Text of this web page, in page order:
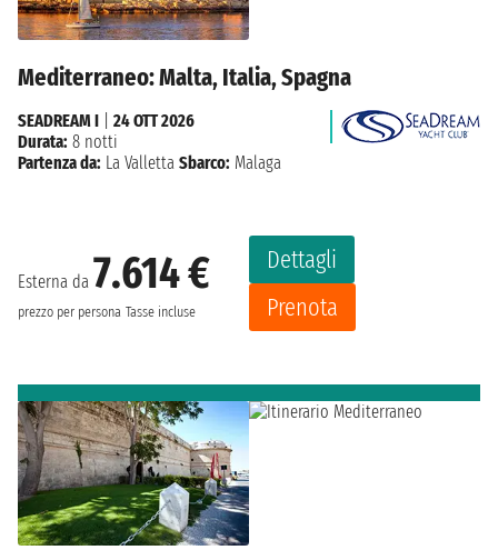
Mediterraneo: Malta, Italia, Spagna
Esterna da 7.614 €
prezzo per persona Tasse incluse
Dettagli
Prenota
SEADREAM I
24 OTT 2026
Durata: 8 notti
Partenza da: La Valletta Sbarco: Malaga